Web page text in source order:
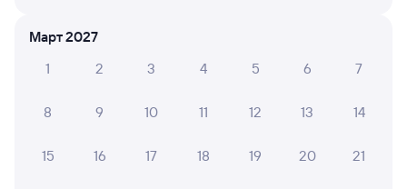
Март 2027
1
2 3 4 5 6 7
8 9 10 11 12 13 14
15 16 17 18 19 20 21